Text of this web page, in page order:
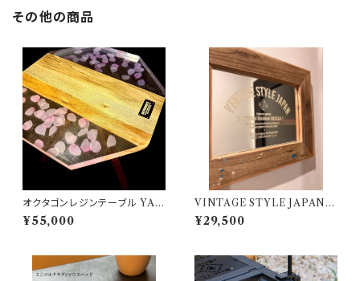
その他の商品
オクタゴンレジンテーブル YA
MASAKURA /山桜 天板 三脚
【 802PRODUCTS 】
¥55,000
VINTAGE STYLE JAPAN ミ
ラー 鏡 20周年リミテッドモデル
802PRODUCTS BICASA
¥29,500